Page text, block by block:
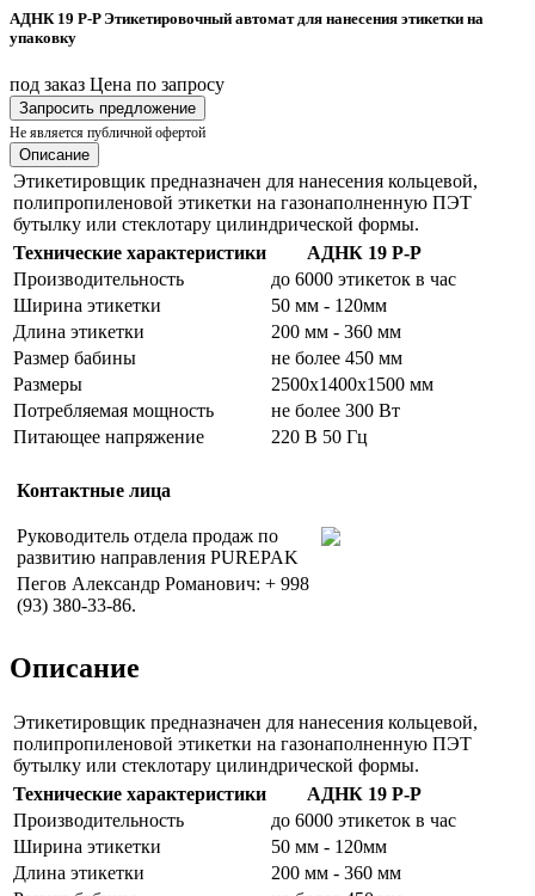
АДНК 19 P-P Этикетировочный автомат для нанесения этикетки на
упаковку
под заказ Цена по запросу
Запросить предложение
Не является публичной офертой
Описание
Этикетировщик предназначен для нанесения кольцевой,
полипропиленовой этикетки на газонаполненную ПЭТ
бутылку или стеклотару цилиндрической формы.
Технические характеристики
АДНК 19 P-P
Производительность
до 6000 этикеток в час
Ширина этикетки
50 мм - 120мм
Длина этикетки
200 мм - 360 мм
Размер бабины
не более 450 мм
Размеры
2500х1400х1500 мм
Потребляемая мощность
не более 300 Вт
Питающее напряжение
220 В 50 Гц
Контактные лица
Руководитель отдела продаж по
развитию направления PUREPAK
Пегов Александр Романович: + 998
(93) 380-33-86.
Описание
Этикетировщик предназначен для нанесения кольцевой,
полипропиленовой этикетки на газонаполненную ПЭТ
бутылку или стеклотару цилиндрической формы.
Технические характеристики
АДНК 19 P-P
Производительность
до 6000 этикеток в час
Ширина этикетки
50 мм - 120мм
Длина этикетки
200 мм - 360 мм